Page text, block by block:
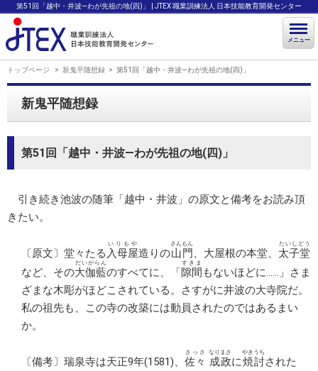
第51回「越中・井波―わが先祖の地(四)」 | JTEX 職業訓練法人 日本技能教育開発センター
メニュー
トップページ 新鬼平随想録 第51回「越中・井波―わが先祖の地(四)」
新鬼平随想録
第51回「越中・井波―わが先祖の地(四)」
引き続き池波の随筆「越中・井波」の原文と備考をお読み頂
きたい。
〔原文〕堂々たる 入母屋
いりもや
造りの山門
さんもん
、大屋根の本堂、 太子堂
たいしどう
など、その大伽藍
だいがらん
のすべてに、「隙間
すきま
もないほどに……」さま
ざまな木彫がほどこされている。さすがに井波の大寺院だ。
私の祖先も、この寺の改築には動員されたのではあるまい
か。
〔備考〕瑞泉寺は天正9年(1581)、 佐々
さっさ
成政
なりまさ
に焼討
やきうち
された